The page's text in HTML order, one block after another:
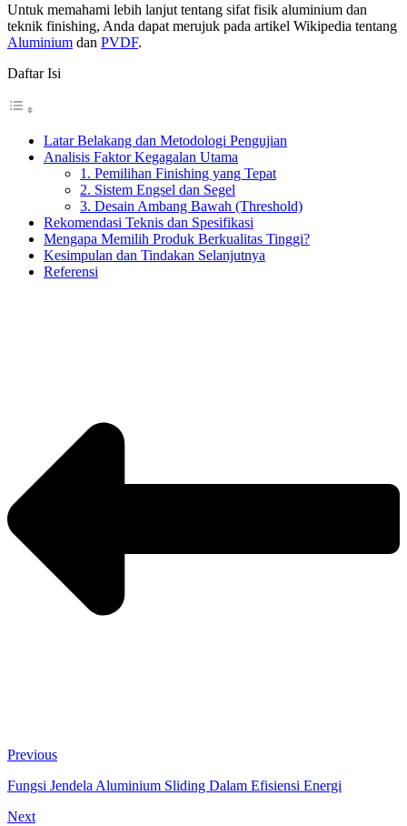
Untuk memahami lebih lanjut tentang sifat fisik aluminium dan
teknik finishing, Anda dapat merujuk pada artikel Wikipedia tentang
Aluminium dan PVDF.
Daftar Isi
Latar Belakang dan Metodologi Pengujian
Analisis Faktor Kegagalan Utama
1. Pemilihan Finishing yang Tepat
2. Sistem Engsel dan Segel
3. Desain Ambang Bawah (Threshold)
Rekomendasi Teknis dan Spesifikasi
Mengapa Memilih Produk Berkualitas Tinggi?
Kesimpulan dan Tindakan Selanjutnya
Referensi
Previous
Fungsi Jendela Aluminium Sliding Dalam Efisiensi Energi
Next